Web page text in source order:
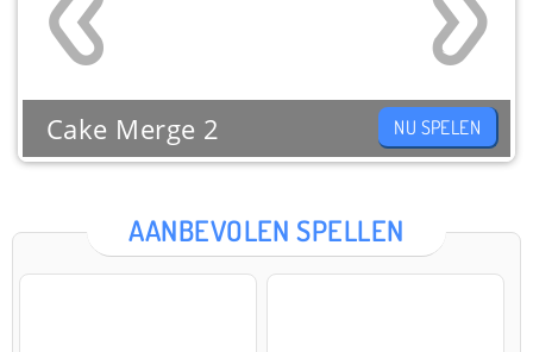
AANBEVOLEN SPELLEN
Cake Merge 2 NU SPELEN